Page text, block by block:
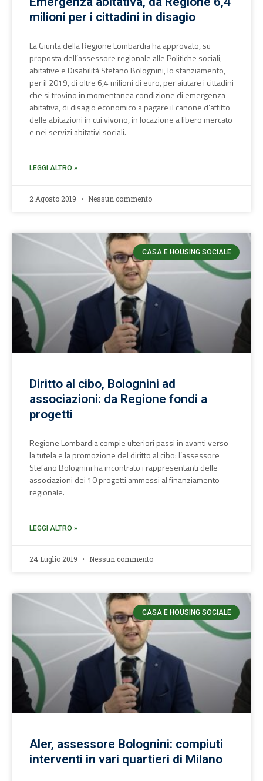
milioni per i cittadini in disagio
La Giunta della Regione Lombardia ha approvato, su
proposta dell’assessore regionale alle Politiche sociali,
abitative e Disabilità Stefano Bolognini, lo stanziamento,
per il 2019, di oltre 6,4 milioni di euro, per aiutare i cittadini
che si trovino in momentanea condizione di emergenza
abitativa, di disagio economico a pagare il canone d’affitto
delle abitazioni in cui vivono, in locazione a libero mercato
e nei servizi abitativi sociali.
LEGGI ALTRO »
2 Agosto 2019 Nessun commento
CASA E HOUSING SOCIALE
Diritto al cibo, Bolognini ad
associazioni: da Regione fondi a
progetti
Regione Lombardia compie ulteriori passi in avanti verso
la tutela e la promozione del diritto al cibo: l’assessore
Stefano Bolognini ha incontrato i rappresentanti delle
associazioni dei 10 progetti ammessi al finanziamento
regionale.
LEGGI ALTRO »
24 Luglio 2019 Nessun commento
CASA E HOUSING SOCIALE
Aler, assessore Bolognini: compiuti
interventi in vari quartieri di Milano